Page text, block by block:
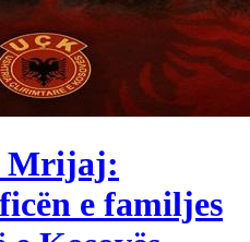
Mrijaj:
e familjes